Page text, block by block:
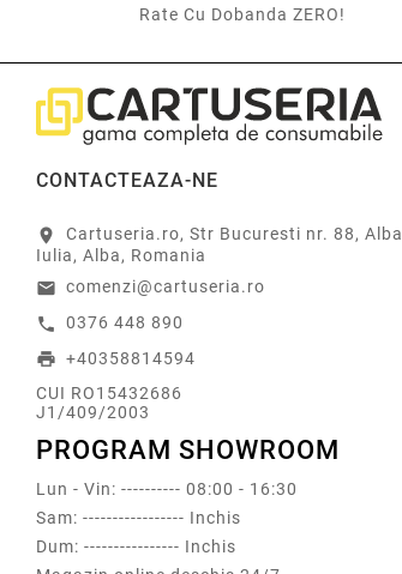
Rate Cu Dobanda ZERO!
CONTACTEAZA-NE
location_on
Cartuseria.ro, Str Bucuresti nr. 88, Alba
Iulia, Alba, Romania
email comenzi@cartuseria.ro
call 0376 448 890
print +40358814594
CUI RO15432686
J1/409/2003
PROGRAM SHOWROOM
Lun - Vin: ---------- 08:00 - 16:30
Sam: ----------------- Inchis
Dum: ---------------- Inchis